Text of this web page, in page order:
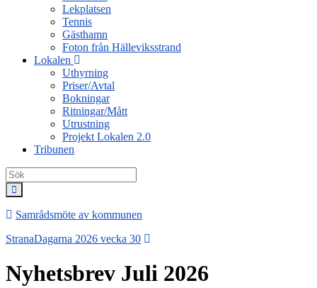
Lekplatsen
Tennis
Gästhamn
Foton från Hälleviksstrand
Lokalen
Uthyrning
Priser/Avtal
Bokningar
Ritningar/Mått
Utrustning
Projekt Lokalen 2.0
Tribunen
Search
for:
Samrådsmöte av kommunen
StranaDagarna 2026 vecka 30
Nyhetsbrev Juli 2026